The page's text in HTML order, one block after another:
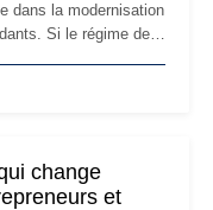
dans la modernisation
Si le régime de
un environnement
change
et